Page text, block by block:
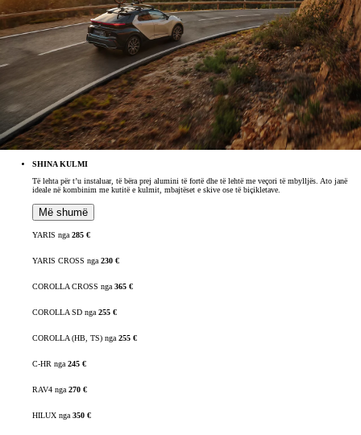
SHINA KULMI
Të lehta për t’u instaluar, të bëra prej alumini të fortë dhe të lehtë me veçori të mbylljës. Ato janë
ideale në kombinim me kutitë e kulmit, mbajtëset e skive ose të biçikletave.
Më shumë
YARIS nga 285 €
YARIS CROSS nga 230 €
COROLLA CROSS nga 365 €
COROLLA SD nga 255 €
COROLLA (HB, TS) nga 255 €
C-HR nga 245 €
RAV4 nga 270 €
HILUX nga 350 €